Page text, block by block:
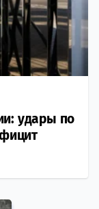
удары по